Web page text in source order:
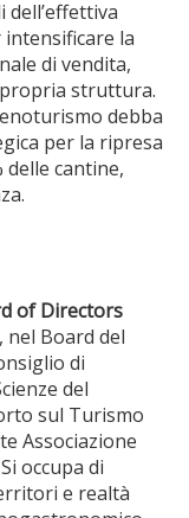
la
di vendita,
struttura.
debba
per la ripresa
delle cantine,
of Directors
, nel Board del
di
del
sul Turismo
Associazione
occupa di
e realtà